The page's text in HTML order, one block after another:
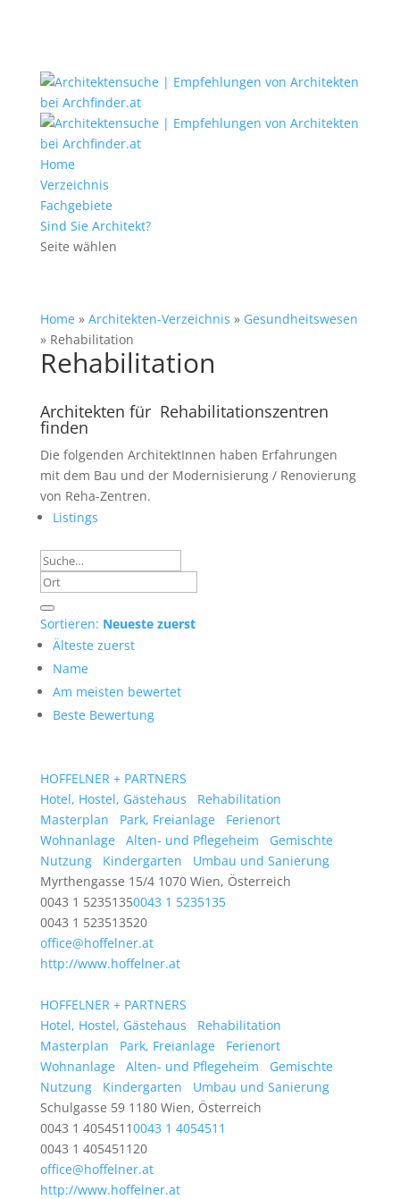
Home
Verzeichnis
Fachgebiete
Sind Sie Architekt?
Seite wählen
Home» Architekten-Verzeichnis » Gesundheitswesen
» Rehabilitation
Rehabilitation
Architekten für Rehabilitationszentren
finden
Die folgenden ArchitektInnen haben Erfahrungen
mit dem Bau und der Modernisierung / Renovierung
von Reha-Zentren.
Listings
Sortieren: Neueste zuerst
Älteste zuerst
Name
Am meisten bewertet
Beste Bewertung
HOFFELNER + PARTNERS
Hotel, Hostel, Gästehaus
Rehabilitation
Masterplan
Park, Freianlage
Ferienort
Wohnanlage
Alten- und Pflegeheim
Gemischte
Nutzung
Kindergarten
Umbau und Sanierung
Myrthengasse 15/4 1070 Wien, Österreich
0043 1 52351350043 1 5235135
0043 1 523513520
office@hoffelner.at
http://www.hoffelner.at
HOFFELNER + PARTNERS
Hotel, Hostel, Gästehaus
Rehabilitation
Masterplan
Park, Freianlage
Ferienort
Wohnanlage
Alten- und Pflegeheim
Gemischte
Nutzung
Kindergarten
Umbau und Sanierung
Schulgasse 59 1180 Wien, Österreich
0043 1 40545110043 1 4054511
0043 1 405451120
office@hoffelner.at
http://www.hoffelner.at